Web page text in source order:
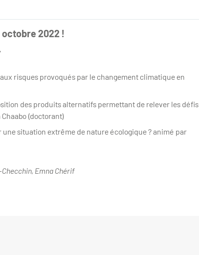
octobre 2022 !
risques provoqués par le changement climatique en
des produits alternatifs permettant de relever les défis
(doctorant)
situation extrême de nature écologique ? animé par
Emna Chérif